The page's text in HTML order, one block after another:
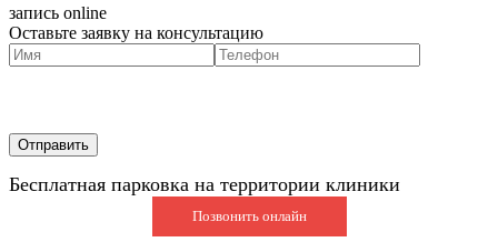
запись online
Оставьте заявку на консультацию
Бесплатная парковка на территории клиники
Позвонить онлайн